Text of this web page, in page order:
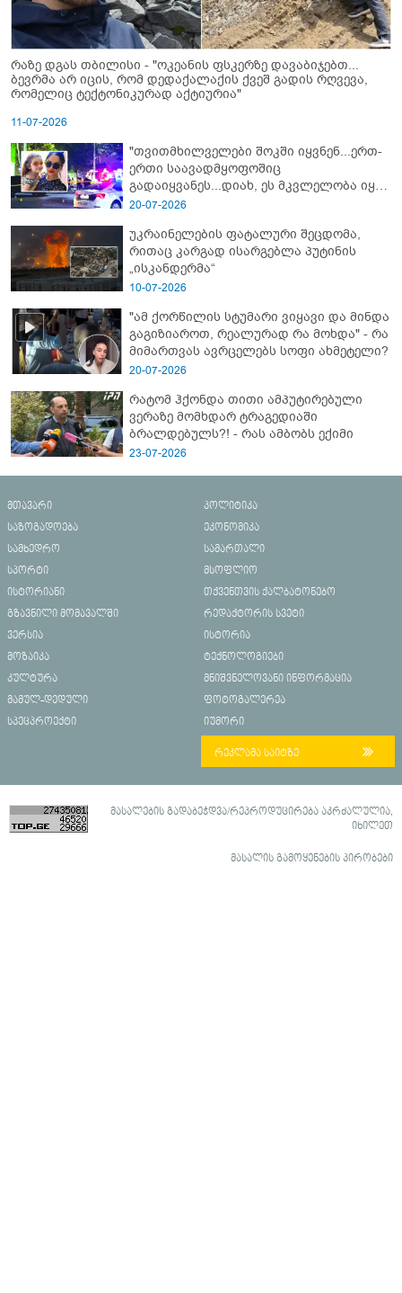
რაზე დგას თბილისი - "ოკეანის ფსკერზე დავაბიჯებთ...
ბევრმა არ იცის, რომ დედაქალაქის ქვეშ გადის რღვევა,
რომელიც ტექტონიკურად აქტიურია"
11-07-2026
"თვითმხილველები შოკში იყვნენ...ერთ-
ერთი საავადმყოფოშიც
გადაიყვანეს...დიახ, ეს მკვლელობა იყო"
- გორში დატრიალებული ტრაგედიის
20-07-2026
უკრაინელების ფატალური შეცდომა,
რითაც კარგად ისარგებლა პუტინის
„ისკანდერმა“
10-07-2026
"ამ ქორწილის სტუმარი ვიყავი და მინდა
გაგიზიაროთ, რეალურად რა მოხდა" - რა
მიმართვას ავრცელებს სოფი ახმეტელი?
20-07-2026
რატომ ჰქონდა თითი ამპუტირებული
ვერაზე მომხდარ ტრაგედიაში
ბრალდებულს?! - რას ამბობს ექიმი
23-07-2026
მთავარი
პოლიტიკა
საზოგადოება
ეკონომიკა
სამხედრო
სამართალი
სპორტი
მსოფლიო
ისტორიანი
თქვენთვის ქალბატონებო
გზავნილი მომავალში
რედაქტორის სვეტი
ვერსია
ისტორია
მოზაიკა
ტექნოლოგიები
კულტურა
მნიშვნელოვანი ინფორმაცია
მამულ-დედული
ფოტოგალერეა
სპეცპროექტი
იუმორი
რეკლამა საიტზე
მასალების გადაბეჭდვა/რეპროდუცირება აკრძალულია,
იხილეთ
მასალის გამოყენების პირობები